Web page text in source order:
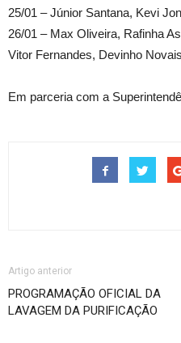
25/01 – Júnior Santana, Kevi
26/01 – Max Oliveira, Rafinha
Vitor Fernandes, Devinho Novais
Em parceria com a
Artigo anterior
PROGRAMAÇÃO OFICIAL DA
LAVAGEM DA PURIFICAÇÃO